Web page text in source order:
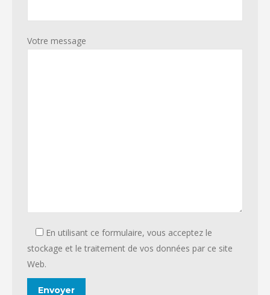
Votre message
En utilisant ce formulaire, vous acceptez le
stockage et le traitement de vos données par ce site
Web.